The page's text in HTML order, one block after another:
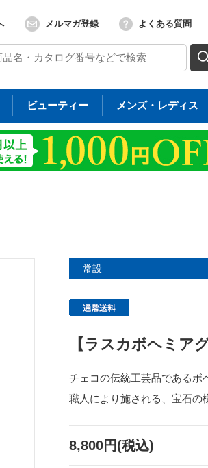
メルマガ登録 よくある質問
ビューティー メンズ・レディス
常設
【ラスカボヘミア
チェコの伝統工芸品であるボ
職人により施される、宝石の
8,800円(税込)